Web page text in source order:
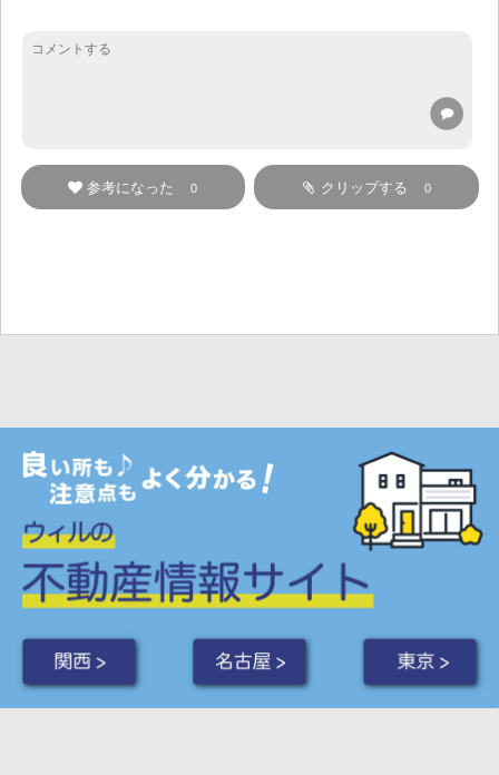
クリップする 0
参考になった 0
関西 > 名古屋 > 東京 >